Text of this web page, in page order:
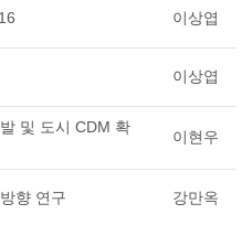
이상엽
이상엽
및 도시 CDM 확
이현우
향 연구 강만옥